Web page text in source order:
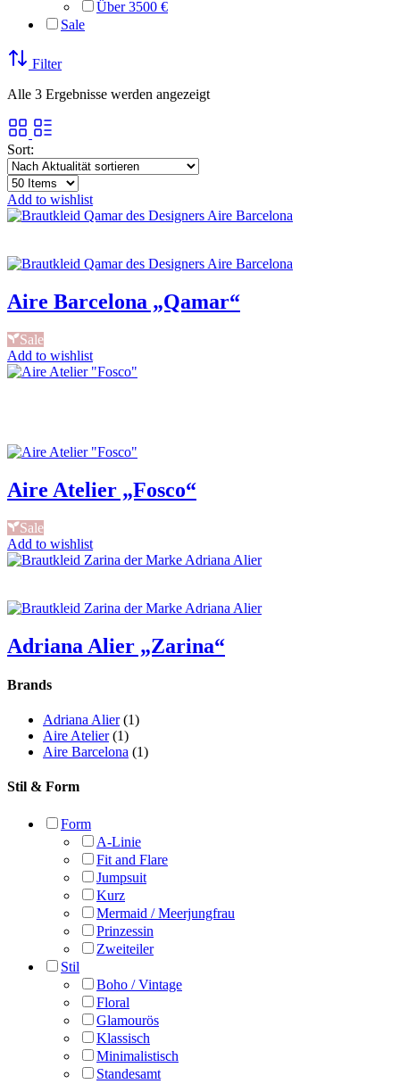
Über 3500 €
Sale
Filter
Alle 3 Ergebnisse werden angezeigtNach
Sort:
Add to wishlist
Aire Barcelona „Qamar“
Sale
Add to wishlist
Aire Atelier „Fosco“
Sale
Add to wishlist
Adriana Alier „Zarina“
Brands
Adriana Alier (1)
Aire Atelier (1)
Aire Barcelona (1)
Stil & Form
Form
A-Linie
Fit and Flare
Jumpsuit
Kurz
Mermaid / Meerjungfrau
Prinzessin
Zweiteiler
Stil
Boho / Vintage
Floral
Glamourös
Klassisch
Minimalistisch
Standesamt